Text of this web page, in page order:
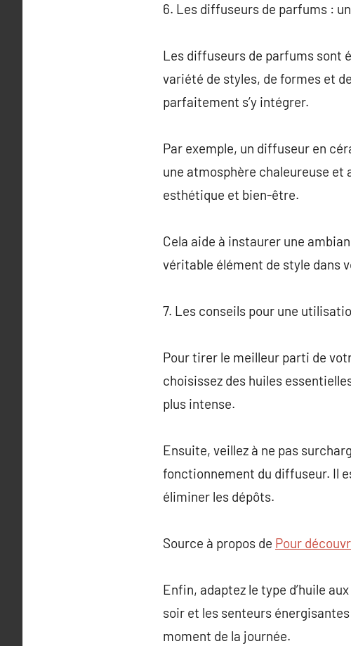
6. Les diffuseurs de parfums :
Les diffuseurs de parfums sont
variété de styles, de formes et
parfaitement s’y intégrer.
Par exemple, un diffuseur en
une atmosphère chaleureuse
esthétique et bien-être.
Cela aide à instaurer une
véritable élément de style dans
7. Les conseils pour une
Pour tirer le meilleur parti de
choisissez des huiles
plus intense.
Ensuite, veillez à ne pas
fonctionnement du diffuseur. Il
éliminer les dépôts.
Source à propos de Pour
Enfin, adaptez le type d’huile
soir et les senteurs
moment de la journée.